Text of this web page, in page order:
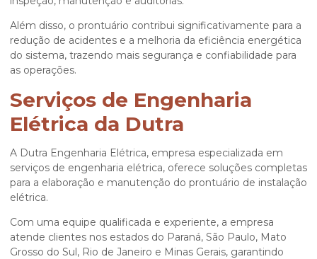
Além disso, o prontuário contribui significativamente para a
redução de acidentes e a melhoria da eficiência energética
do sistema, trazendo mais segurança e confiabilidade para
as operações.
Serviços de Engenharia
Elétrica da Dutra
A Dutra Engenharia Elétrica, empresa especializada em
serviços de engenharia elétrica, oferece soluções completas
para a elaboração e manutenção do prontuário de instalação
elétrica.
Com uma equipe qualificada e experiente, a empresa
atende clientes nos estados do Paraná, São Paulo, Mato
Grosso do Sul, Rio de Janeiro e Minas Gerais, garantindo